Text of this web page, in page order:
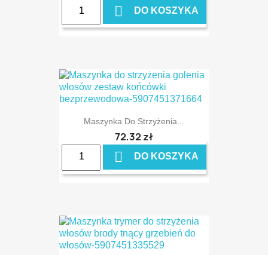
 DO KOSZYKA
Maszynka Do Strzyżenia...
72,32 zł
 DO KOSZYKA